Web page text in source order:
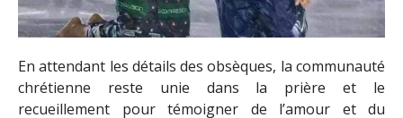
En attendant les détails des obsèques, la communauté
chrétienne reste unie dans la prière et le
recueillement pour témoigner de l’amour et du